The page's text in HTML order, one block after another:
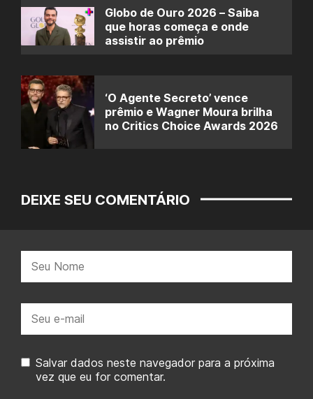
Globo de Ouro 2026 – Saiba
que horas começa e onde
assistir ao prêmio
‘O Agente Secreto’ vence
prêmio e Wagner Moura brilha
no Critics Choice Awards 2026
DEIXE SEU COMENTÁRIO
mail:
Salvar dados neste navegador para a próxima
vez que eu for comentar.